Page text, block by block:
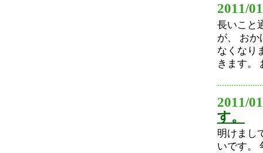
2011/
長いこと
が、 お
なくなり
きます。
2011/
す。
明けまし
いです。